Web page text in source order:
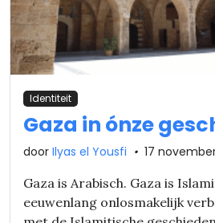
Identiteit
Gaza in ónze
door Ilyas el Yousfi • 17
Gaza is Arabisch. Gaza is
eeuwenlang onlosmakelijk